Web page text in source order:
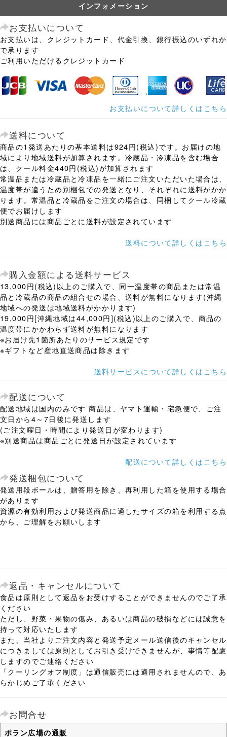
インフォメーション
お支払いについて
お支払いは、クレジットカード、代金引換、銀行振込のいずれか
で承ります
ご利用いただけるクレジットカード
お支払いについて詳しくはこちら
送料について
商品の1発送あたりの基本送料は924円(税込)です。お届けの地
域により地域送料が加算されます。冷蔵品・冷凍品を含む場合
は、クール料金440円(税込)が加算されます
常温品または冷蔵品と冷凍品を一緒にご注文いただいた場合は、
温度帯が違うため別梱包での発送となり、それぞれに送料がかか
ります。常温品と冷蔵品をご注文の場合は、同梱してクール冷蔵
便でお届けします
別送商品には商品ごとに送料が設定されています
送料について詳しくはこちら
購入金額による送料サービス
13,000円(税込)以上のご購入で、同一温度帯の商品または常温
品と冷蔵品の商品の組合せの場合、送料が無料になります(沖縄
地域への発送は地域送料がかかります)
19,000円[沖縄地域は44,000円](税込)以上のご購入で、商品の
温度帯にかかわらず送料が無料になります
※お届け先1箇所あたりのサービス規定です
※ギフトなど産地直送商品は除きます
送料サービスについて詳しくはこちら
配送について
配送地域は国内のみです 商品は、ヤマト運輸・宅急便で、ご注
文日から4～7日後に発送します
(ご注文曜日・時間により発送日が変わります)
※別送商品は商品ごとに発送日が設定されています
配送について詳しくはこちら
発送梱包について
発送用段ボールは、贈答用を除き、再利用した箱を使用する場合
があります
資源の有効利用および発送商品に適したサイズの箱を利用する点
から、ご理解をお願いします
返品・キャンセルについて
食品は原則として返品をお受けすることができませんのでご了承
ください
ただし、野菜・果物の傷み、あるいは商品の破損などには誠意を
持って対応いたします
また、当社よりご注文内容と発送予定メール送信後のキャンセル
につきましては原則としてお引き受けできませんが、事情等配慮
しますのでご連絡ください
「クーリングオフ制度」は通信販売には適用されませんので、あ
らかじめご了承ください
お問合せ
ポラン広場の通販